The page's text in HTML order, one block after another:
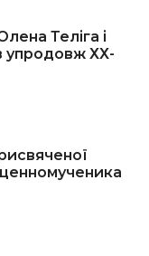
Теліга і
упродовж ХХ-